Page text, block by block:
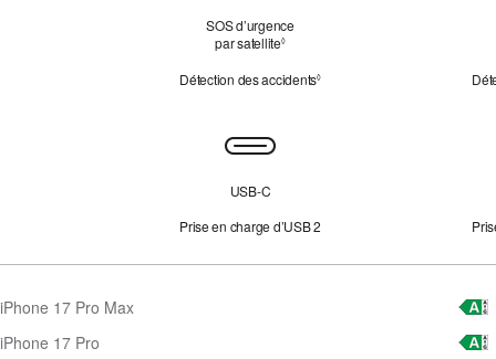
SOS d’urgence
par satellite◊Renvoi aux mentions légales
Détection des accidents◊Renvoi aux mentions légales
Connectivité
USB‑C
Prise en charge d’USB 2
iPhone 17 Pro Max
iPhone 17 Pro